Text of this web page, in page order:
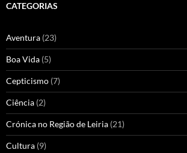
CATEGORIAS
Aventura (23)
Boa Vida (5)
Cepticismo (7)
Ciência (2)
Crónica no Região de Leiria (21)
Cultura (9)